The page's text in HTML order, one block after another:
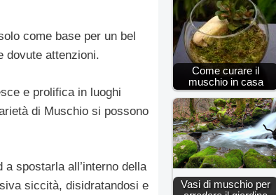
come base per un bel
dovute attenzioni.
e prolifica in luoghi
di Muschio si possono
spostarla all’interno della
siccità, disidratandosi e
Come curare il
muschio in casa
Vasi di muschio per